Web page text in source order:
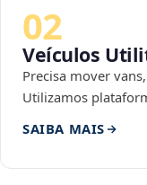
02
Veículos
Precisa mover
Utilizamos
SAIBA MAIS